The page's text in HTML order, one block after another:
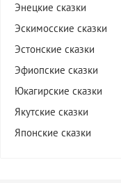
Энецкие сказки
Эскимосские сказки
Эстонские сказки
Эфиопские сказки
Юкагирские сказки
Якутские сказки
Японские сказки